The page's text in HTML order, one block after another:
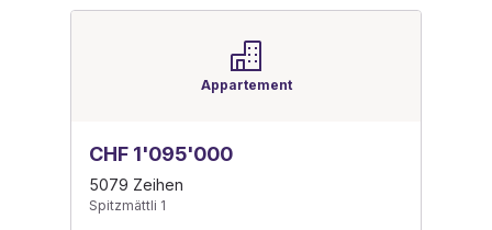
Appartement
CHF 1'095'000
5079 Zeihen
Spitzmättli 1